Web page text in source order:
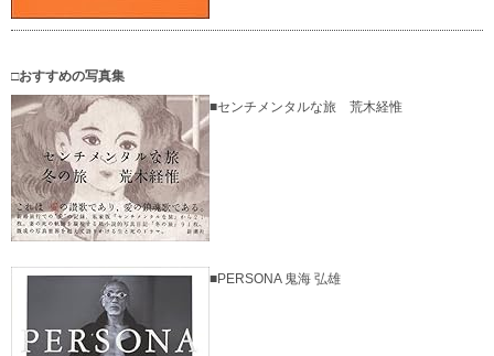
□おすすめの写真集
■センチメンタルな旅 荒木経惟
■PERSONA 鬼海 弘雄